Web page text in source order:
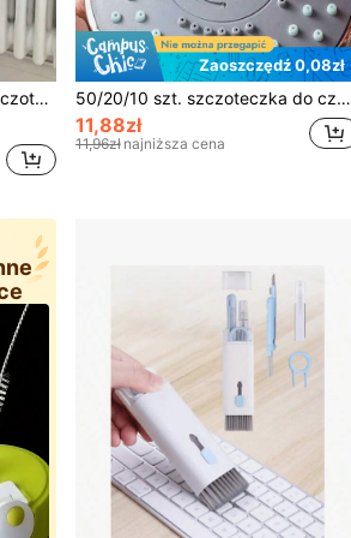
z długą rączką, elastyczny usuwacz kłaczków
Zaoszczędź 0,08zł
50/20/10 szt. szczoteczka do czyszczenia słuchawki prysznicowej w łazience, mała szczoteczka przeciw zapychaniu, szczoteczka do czyszczenia porów i szczelin, narzędzie do czyszczenia szczelin klawiatury i telefonu
11,88zł
11,96zł najniższa cena